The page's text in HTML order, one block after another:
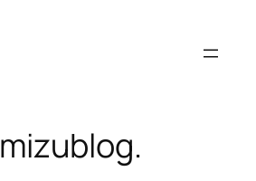
mizublog.